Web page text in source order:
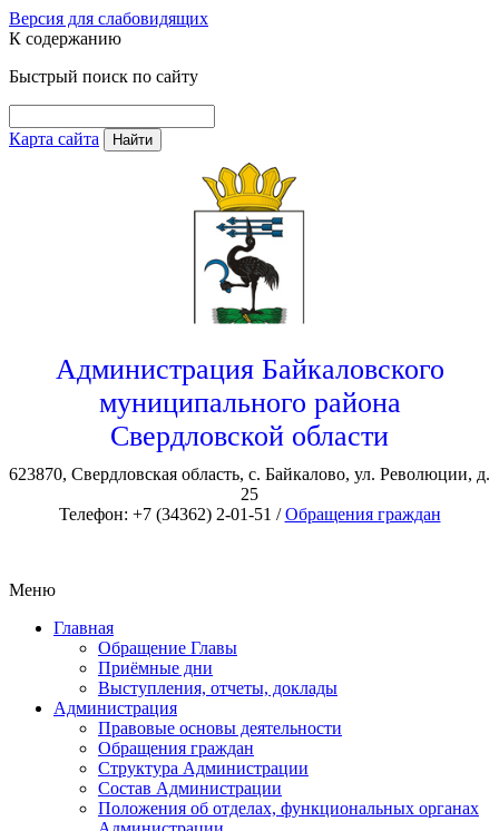
Версия для слабовидящих
К содержанию
Быстрый поиск по сайту
Карта сайта Найти
Администрация Байкаловского
муниципального района
Свердловской области
623870, Свердловская область, с. Байкалово, ул. Революции, д.
25
Телефон: +7 (34362) 2-01-51 /Обращения граждан
Меню
Главная
Обращение Главы
Приёмные дни
Выступления, отчеты, доклады
Администрация
Правовые основы деятельности
Обращения граждан
Структура Администрации
Состав Администрации
Положения об отделах, функциональных органах